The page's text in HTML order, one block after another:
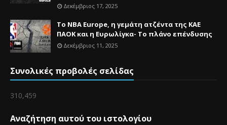
Δεκέμβριος 17, 2025
Το NBA Europe, η γεμάτη ατζέντα της ΚΑΕ
ΠΑΟΚ και η Ευρωλίγκα- Το πλάνο επένδυσης
Δεκέμβριος 11, 2025
Συνολικές προβολές σελίδας
310,459
Αναζήτηση αυτού του ιστολογίου